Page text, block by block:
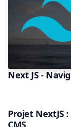
Next JS -
Projet NextJS
CMS